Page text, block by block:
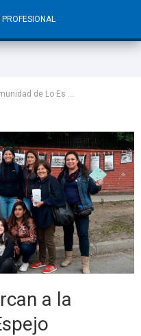
PROFESIONAL
de Lo Es ...
a la